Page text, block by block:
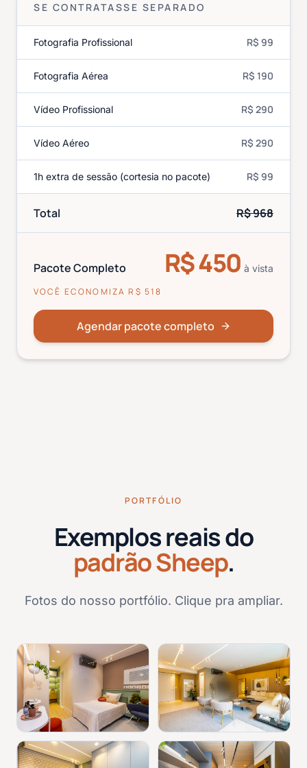
SE CONTRATASSE SEPARADO
Fotografia Profissional R$ 99
Fotografia Aérea R$ 190
Vídeo Profissional R$ 290
Vídeo Aéreo R$ 290
1h extra de sessão (cortesia no pacote) R$ 99
Total R$968
Pacote Completo R$450 à vista
VOCÊ ECONOMIZA R$ 518
Agendar pacote completo
PORTFÓLIO
Exemplos reais do
padrão Sheep.
Fotos do nosso portfólio. Clique pra ampliar.